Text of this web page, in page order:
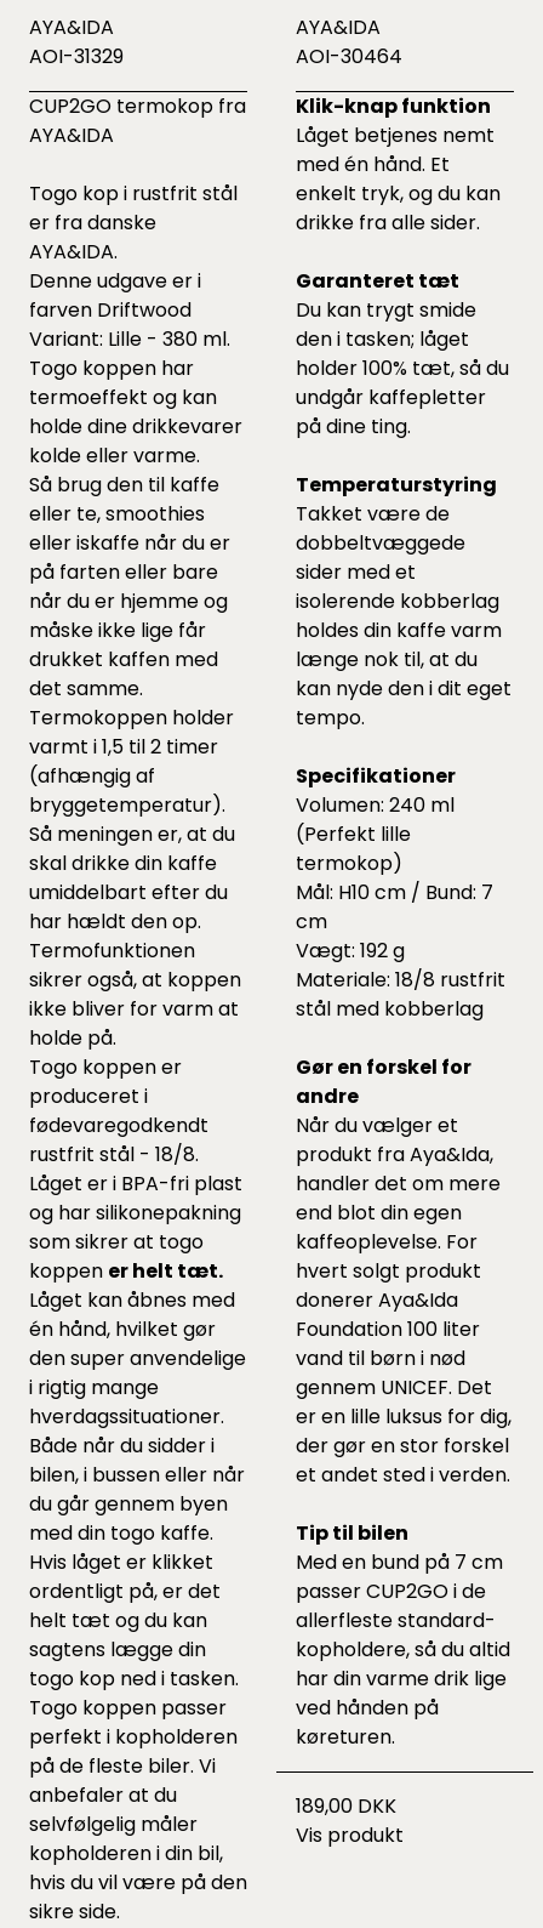
AYA&IDA
AOI-31329
CUP2GO termokop fra
AYA&IDA
Togo kop i rustfrit stål
er fra danske
AYA&IDA.
Denne udgave er i
farven Driftwood
Variant: Lille - 380 ml.
Togo koppen har
termoeffekt og kan
holde dine drikkevarer
kolde eller varme.
Så brug den til kaffe
eller te, smoothies
eller iskaffe når du er
på farten eller bare
når du er hjemme og
måske ikke lige får
drukket kaffen med
det samme.
Termokoppen holder
varmt i 1,5 til 2 timer
(afhængig af
bryggetemperatur).
Så meningen er, at du
skal drikke din kaffe
umiddelbart efter du
har hældt den op.
Termofunktionen
sikrer også, at koppen
ikke bliver for varm at
holde på.
Togo koppen er
produceret i
fødevaregodkendt
rustfrit stål - 18/8.
Låget er i BPA-fri plast
og har silikonepakning
som sikrer at togo
koppen er helt tæt.
Låget kan åbnes med
én hånd, hvilket gør
den super anvendelige
i rigtig mange
hverdagssituationer.
Både når du sidder i
bilen, i bussen eller når
du går gennem byen
med din togo kaffe.
Hvis låget er klikket
ordentligt på, er det
helt tæt og du kan
sagtens lægge din
togo kop ned i tasken.
Togo koppen passer
perfekt i kopholderen
på de fleste biler. Vi
anbefaler at du
selvfølgelig måler
kopholderen i din bil,
hvis du vil være på den
sikre side.
AYA&IDA
AOI-30464
Klik-knap funktion
Låget betjenes nemt
med én hånd. Et
enkelt tryk, og du kan
drikke fra alle sider.
Garanteret tæt
Du kan trygt smide
den i tasken; låget
holder 100% tæt, så du
undgår kaffepletter
på dine ting.
Temperaturstyring
Takket være de
dobbeltvæggede
sider med et
isolerende kobberlag
holdes din kaffe varm
længe nok til, at du
kan nyde den i dit eget
tempo.
Specifikationer
Volumen: 240 ml
(Perfekt lille
termokop)
Mål: H10 cm / Bund: 7
cm
Vægt: 192 g
Materiale: 18/8 rustfrit
stål med kobberlag
Gør en forskel for
andre
Når du vælger et
produkt fra Aya&Ida,
handler det om mere
end blot din egen
kaffeoplevelse. For
hvert solgt produkt
donerer Aya&Ida
Foundation 100 liter
vand til børn i nød
gennem UNICEF. Det
er en lille luksus for dig,
der gør en stor forskel
et andet sted i verden.
Tip til bilen
Med en bund på 7 cm
passer CUP2GO i de
allerfleste standard-
kopholdere, så du altid
har din varme drik lige
ved hånden på
køreturen.
189,00 DKK
Vis produkt